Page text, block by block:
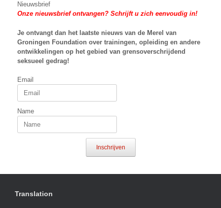
Nieuwsbrief
Onze nieuwsbrief ontvangen? Schrijft u zich eenvoudig in!
Je ontvangt dan het laatste nieuws van de Merel van
Groningen Foundation over trainingen, opleiding en andere
ontwikkelingen op het gebied van grensoverschrijdend
seksueel gedrag!
Email
Name
Inschrijven
Translation